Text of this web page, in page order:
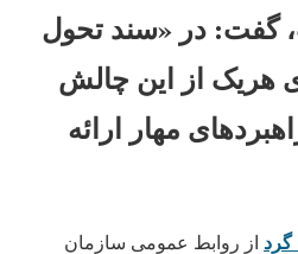
در «سند تحول
هریک از این چالش
مهار ارائه
از روابط عمومی سازمان